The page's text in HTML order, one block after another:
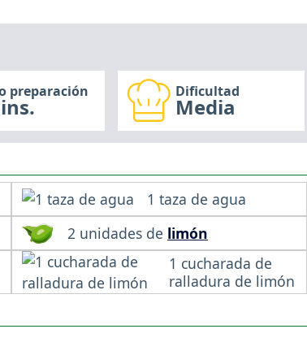
preparación Dificultad
Media
1 taza de agua
2 unidades de limón
1 cucharada de
ralladura de limón